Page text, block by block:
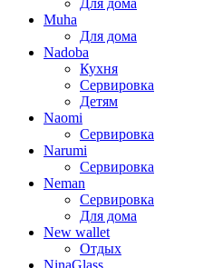
Для дома
Muha
Для дома
Nadoba
Кухня
Сервировка
Детям
Naomi
Сервировка
Narumi
Сервировка
Neman
Сервировка
Для дома
New wallet
Отдых